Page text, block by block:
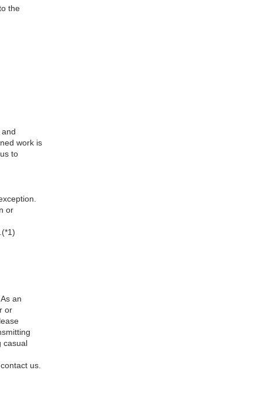
the
work is
to
or
an
or
casual
us.